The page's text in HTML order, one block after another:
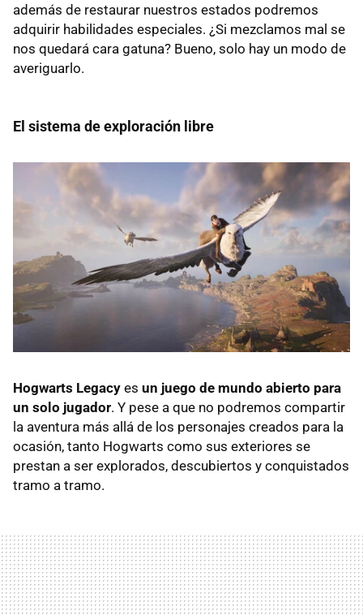
además de restaurar nuestros estados podremos
adquirir habilidades especiales. ¿Si mezclamos mal se
nos quedará cara gatuna? Bueno, solo hay un modo de
averiguarlo.
El sistema de exploración libre
Hogwarts Legacy es un juego de mundo abierto para
un solo jugador. Y pese a que no podremos compartir
la aventura más allá de los personajes creados para la
ocasión, tanto Hogwarts como sus exteriores se
prestan a ser explorados, descubiertos y conquistados
tramo a tramo.